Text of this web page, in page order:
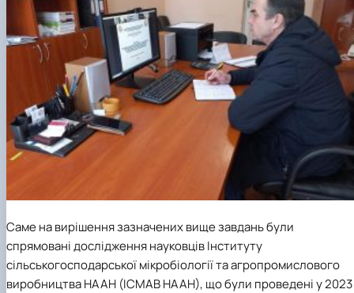
Саме на вирішення зазначених вище завдань були
спрямовані дослідження науковців Інституту
сільськогосподарської мікробіології та агропромислового
виробництва НААН (ІСМАВ НААН), що були проведені у 2023